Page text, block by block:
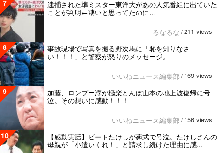
7
逮捕された準ミスター東洋大があの人気番組に出ていた
ことが判明←凄いと思ってたのに…
るなるな / 211 views
8
事故現場で写真を撮る野次馬に「恥を知りなさ
い！！！」と警察が怒りのメッセージ。
いいねニュース編集部 / 169 views
9
加藤、ロンブー淳が極楽とんぼ山本の地上波復帰に号
泣。その想いに感動！！！
いいねニュース編集部 / 156 views
10
【感動実話】ビートたけしが葬式で号泣。たけしさんの
母親が「小遣いくれ！」と請求し続けた理由に感...